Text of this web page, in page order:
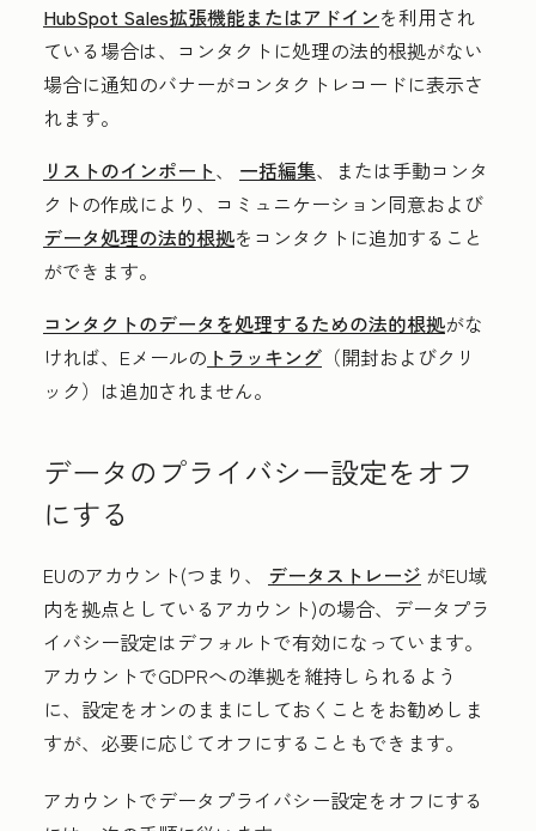
HubSpot Sales拡張機能またはアドインを利用され
ている場合は、コンタクトに処理の法的根拠がない
場合に通知のバナーがコンタクトレコードに表示さ
れます。
リストのインポート、 一括編集、または手動コンタ
クトの作成により、コミュニケーション同意および
データ処理の法的根拠をコンタクトに追加すること
ができます。
コンタクトのデータを処理するための法的根拠がな
ければ、Eメールの トラッキング （開封およびクリ
ック）は追加されません。
データのプライバシー設定をオフ
にする
EUのアカウント(つまり、 データストレージ がEU域
内を拠点としているアカウント)の場合、データプラ
イバシー設定はデフォルトで有効になっています。
アカウントでGDPRへの準拠を維持しられるよう
に、設定をオンのままにしておくことをお勧めしま
すが、必要に応じてオフにすることもできます。
アカウントでデータプライバシー設定をオフにする